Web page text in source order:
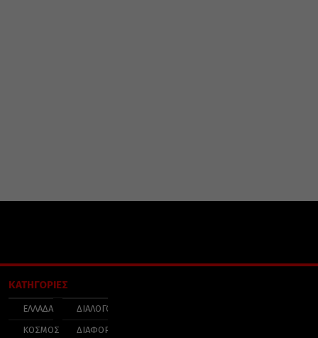
ΚΑΤΗΓΟΡΙΕΣ
ΕΛΛΑΔΑ
ΚΟΣΜΟΣ
ΔΙΑΛΟΓΟΣ
ΔΙΑΦΟΡΑ